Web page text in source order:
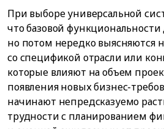
При выборе универсальной
что базовой функциональности
но потом нередко выясняются
со спецификой отрасли или
которые влияют на объем
появления новых бизнес-
начинают непредсказуемо
трудности с планированием